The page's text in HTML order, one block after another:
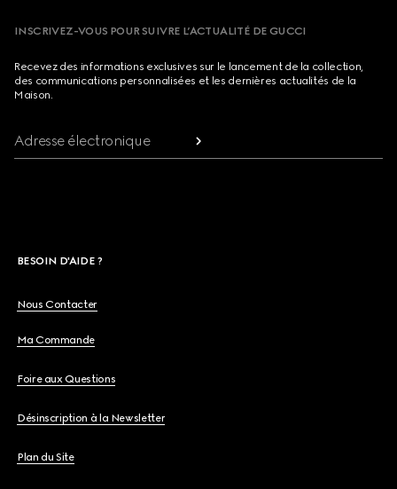
INSCRIVEZ-VOUS POUR SUIVRE L’ACTUALITÉ DE GUCCI
Recevez des informations exclusives sur le lancement de la collection,
des communications personnalisées et les dernières actualités de la
Maison.
Adresse électronique
BESOIN D'AIDE ?
Nous Contacter
Ma Commande
Foire aux Questions
Désinscription à la Newsletter
Plan du Site